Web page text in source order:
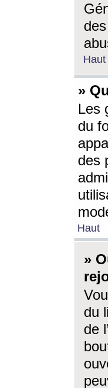
Haut
»
Les
du
des
Haut
»
du
de